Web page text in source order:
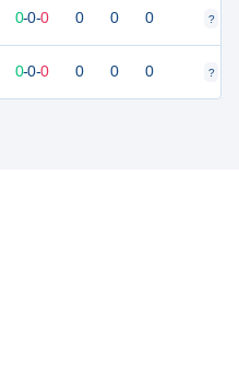
0-0-0 0 0 0 ?
0-0-0 0 0 0 ?